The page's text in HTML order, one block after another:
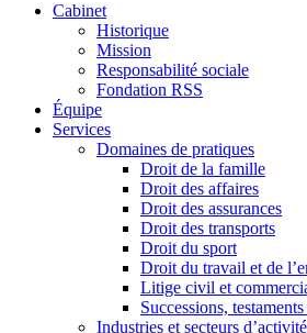
Cabinet
Historique
Mission
Responsabilité sociale
Fondation RSS
Équipe
Services
Domaines de pratiques
Droit de la famille
Droit des affaires
Droit des assurances
Droit des transports
Droit du sport
Droit du travail et de
Litige civil et
Successions,
Industries et secteurs